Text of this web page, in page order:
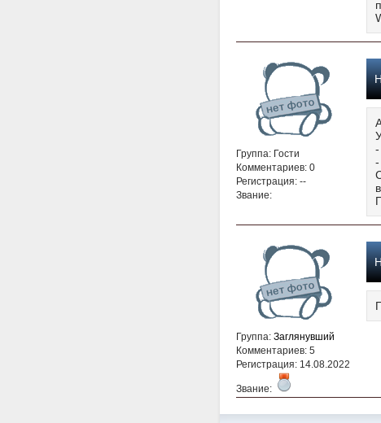
Группа: Гости
Комментариев: 0
Регистрация: --
Звание:
-
-
Группа: Заглянувший
Комментариев: 5
Регистрация: 14.08.2022
Звание: